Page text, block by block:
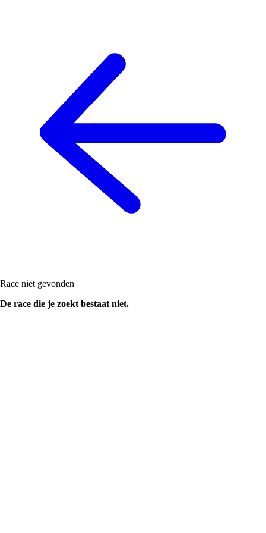
Race niet gevonden
De race die je zoekt bestaat niet.